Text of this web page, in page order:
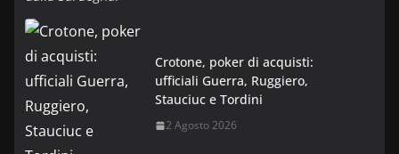
Crotone, poker di acquisti:
ufficiali Guerra, Ruggiero,
Stauciuc e Tordini
2 Agosto 2026